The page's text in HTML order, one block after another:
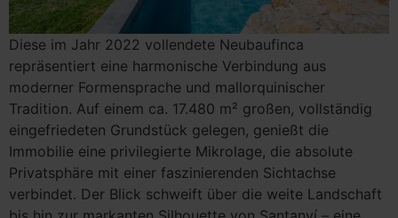
Diese im Jahr 2022 vollendete Neubaufinca
repräsentiert eine harmonische Verbindung aus
moderner Formensprache und mallorquinischer
Tradition. Auf einem ca. 17.480 m² großen, vollständig
eingefriedeten Grundstück gelegen, genießt die
Immobilie eine privilegierte Mikrolage, die absolute
Privatsphäre mit einer faszinierenden Sichtachse
verbindet. Der Blick schweift über die weite Landschaft